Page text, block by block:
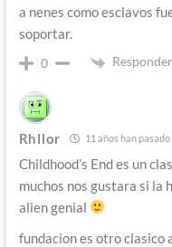
a nenes como esclavos
soportar.
0 Responder
Rhllor 11 años han
Childhood’s End es un
muchos nos gustara si la
alien genial
fundacion es otro clasico